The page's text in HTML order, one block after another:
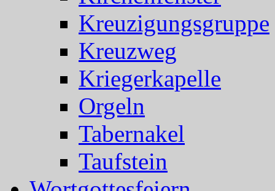
Kreuzigungsgruppe
Kreuzweg
Kriegerkapelle
Orgeln
Tabernakel
Taufstein